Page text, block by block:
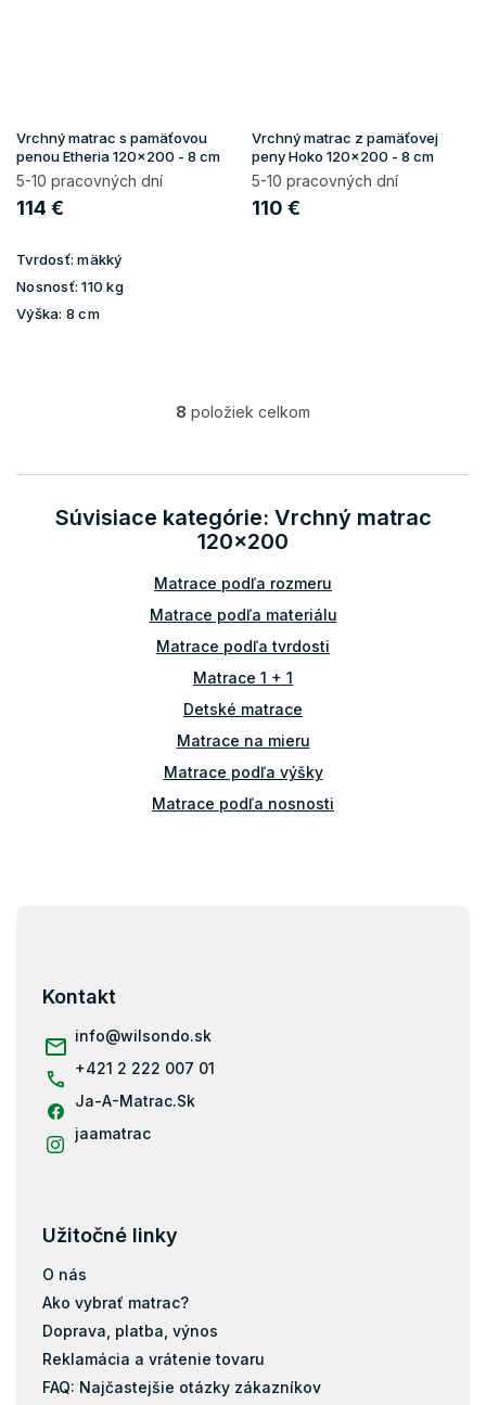
Vrchný matrac s pamäťovou
penou Etheria 120x200 - 8 cm
5-10 pracovných dní
114 €
Tvrdosť: mäkký
Nosnosť: 110 kg
Výška: 8 cm
Vrchný matrac z pamäťovej
peny Hoko 120x200 - 8 cm
5-10 pracovných dní
110 €
O
á
d
a
c
e
p
r
v
y
v
p
i
s
u
8 položiek celkom
Súvisiace kategórie: Vrchný matrac
120x200
Matrace podľa rozmeru
Matrace podľa materiálu
Matrace podľa tvrdosti
Matrace 1 + 1
Detské matrace
Matrace na mieru
Matrace podľa výšky
Matrace podľa nosnosti
Vrchný matrac 80x200
Vrchný matrac 90x200
Vrchný matrac 100x200
Vrchný matrac 200x200
Kontakt
info@wilsondo.sk
+421 2 222 007 01
Ja-A-Matrac.Sk
jaamatrac
Užitočné linky
O nás
Ako vybrať matrac?
Doprava, platba, výnos
Reklamácia a vrátenie tovaru
FAQ: Najčastejšie otázky zákazníkov